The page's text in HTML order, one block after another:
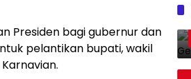
Presiden bagi gubernur dan
pelantikan bupati, wakil